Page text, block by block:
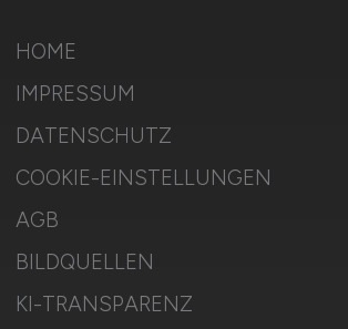
HOME
IMPRESSUM
DATENSCHUTZ
COOKIE-EINSTELLUNGEN
AGB
BILDQUELLEN
KI-TRANSPARENZ